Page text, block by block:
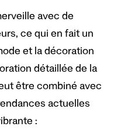
avec de
ce qui en fait un
et la décoration
détaillée de la
être combiné avec
actuelles
: